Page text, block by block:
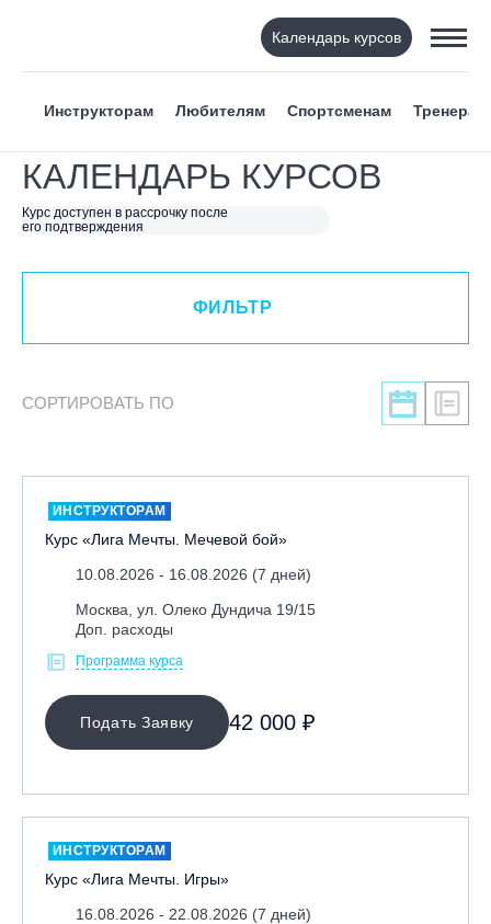
Календарь курсов
Инструкторам Любителям Спортсменам Тренерам
КАЛЕНДАРЬ КУРСОВ
Курс доступен в рассрочку после
его подтверждения
ФИЛЬТР
ВИД СПОРТА
Я ХОЧУ
КАТЕГОРИЯ
ЛЕКТОР
МЕСТО ПРОВЕДЕНИЯ
ФИЛЬТР
СОРТИРОВАТЬ ПО
ИНСТРУКТОРАМ
Курс «Лига Мечты. Мечевой бой»
10.08.2026 - 16.08.2026 (7 дней)
Москва, ул. Олеко Дундича 19/15
Доп. расходы
Программа курса
Подать Заявку 42 000 ₽
ИНСТРУКТОРАМ
Курс «Лига Мечты. Игры»
16.08.2026 - 22.08.2026 (7 дней)